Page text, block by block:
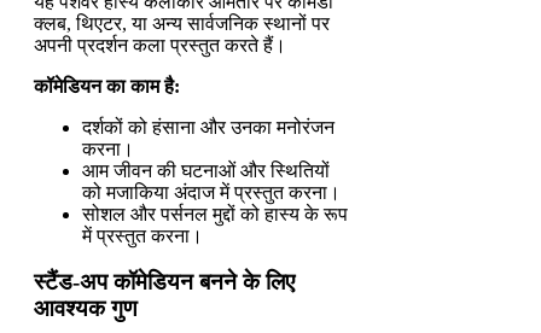
क्लब, थिएटर, या अन्य सार्वजनिक स्थानों पर
अपनी प्रदर्शन कला प्रस्तुत करते हैं।
कॉमेडियन का काम है:
दर्शकों को हंसाना और उनका मनोरंजन
करना।
आम जीवन की घटनाओं और स्थितियों
को मजाकिया अंदाज में प्रस्तुत करना।
सोशल और पर्सनल मुद्दों को हास्य के रूप
में प्रस्तुत करना।
स्टैंड-अप कॉमेडियन बनने के लिए
आवश्यक गुण